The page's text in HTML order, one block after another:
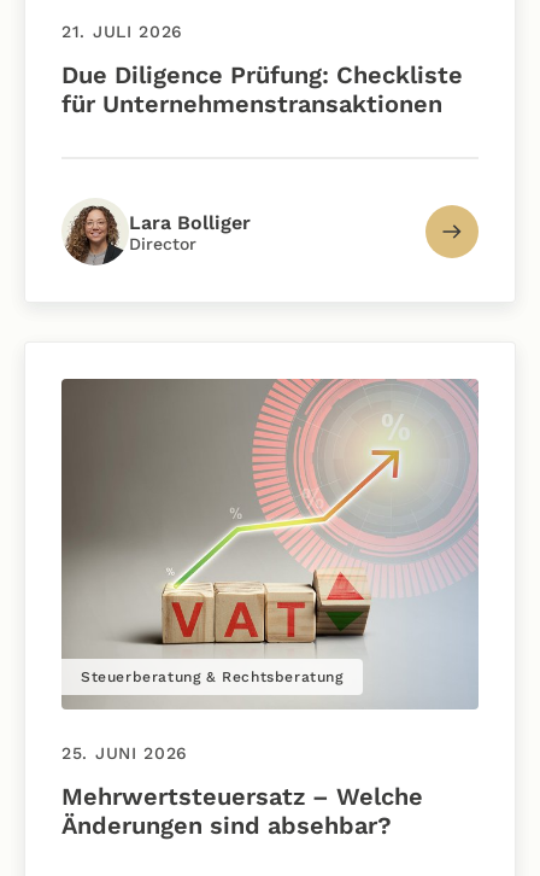
21. JULI 2026
Due Diligence Prüfung: Checkliste
für Unternehmenstransaktionen
Lara Bolliger
Director
Steuerberatung & Rechtsberatung
25. JUNI 2026
Mehrwertsteuersatz – Welche
Änderungen sind absehbar?